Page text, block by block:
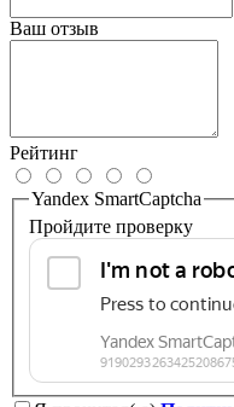
Ваш отзыв
Рейтинг
Yandex SmartCaptcha
Пройдите проверку